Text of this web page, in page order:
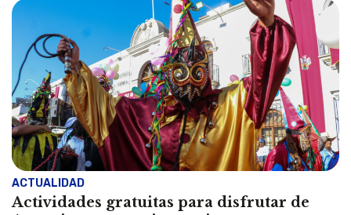
ACTUALIDAD
Actividades gratuitas para disfrutar de